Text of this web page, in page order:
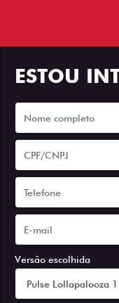
ESTOU
Versão escolhida